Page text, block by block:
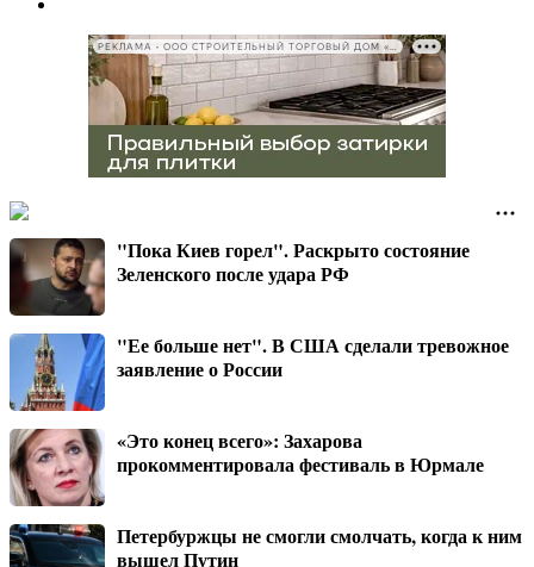
РЕКЛАМА • ООО СТРОИТЕЛЬНЫЙ ТОРГОВЫЙ ДОМ «ПЕТРОВИЧ», ИНН 7802348846
"Пока Киев горел". Раскрыто состояние
Зеленского после удара РФ
"Ее больше нет". В США сделали тревожное
заявление о России
«Это конец всего»: Захарова
прокомментировала фестиваль в Юрмале
Петербуржцы не смогли смолчать, когда к ним
вышел Путин